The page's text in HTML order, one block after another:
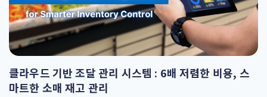
클라우드 기반 조달 관리 시스템 : 6배 저렴한 비용, 스
마트한 소매 재고 관리